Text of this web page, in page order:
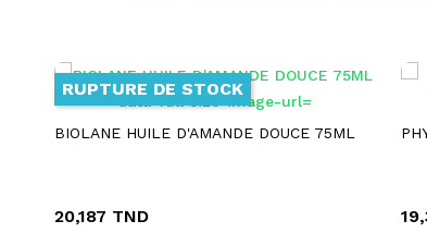
RUPTURE DE STOCK
BIOLANE HUILE D'AMANDE DOUCE 75ML
20,187 TND